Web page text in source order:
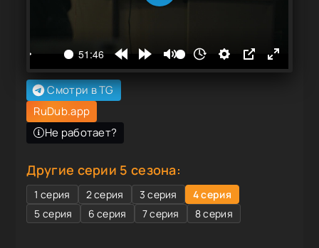
Смотри в TG
RuDub.app
Не работает?
Другие серии 5 сезона:
1 серия 2 серия 3 серия
4 серия
5 серия
6 серия 7 серия 8 серия